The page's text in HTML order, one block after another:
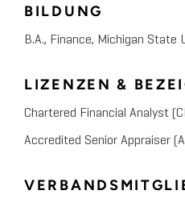
BILDUNG
B.A., Finance, Michigan State
LIZENZEN &
Chartered Financial Analyst
Accredited Senior Appraiser